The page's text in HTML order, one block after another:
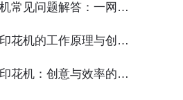
常见问题解答：一网打
花机的工作原理与创意
花机：创意与效率的完